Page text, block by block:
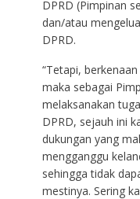
DPRD (Pimpinan
dan/atau
DPRD.
“Tetapi,
maka sebagai
melaksanakan
DPRD, sejauh ini
dukungan yang
mengganggu
sehingga tidak
mestinya. Sering